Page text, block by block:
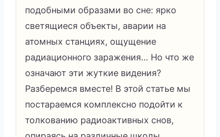
подобными образами во сне: ярко
светящиеся объекты, аварии на
атомных станциях, ощущение
радиационного заражения… Но что же
означают эти жуткие видения?
Разберемся вместе! В этой статье мы
постараемся комплексно подойти к
толкованию радиоактивных снов,